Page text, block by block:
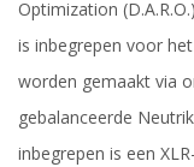
Optimization
is inbegrepen voor
worden gemaakt via
gebalanceerde
inbegrepen is een